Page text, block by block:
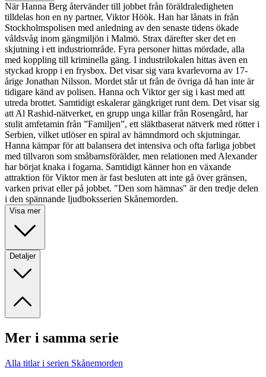
När Hanna Berg återvänder till jobbet från föräldraledigheten
tilldelas hon en ny partner, Viktor Höök. Han har lånats in från
Stockholmspolisen med anledning av den senaste tidens ökade
våldsvåg inom gängmiljön i Malmö. Strax därefter sker det en
skjutning i ett industriområde. Fyra personer hittas mördade, alla
med koppling till kriminella gäng. I industrilokalen hittas även en
styckad kropp i en frysbox. Det visar sig vara kvarlevorna av 17-
årige Jonathan Nilsson. Mordet står ut från de övriga då han inte är
tidigare känd av polisen. Hanna och Viktor ger sig i kast med att
utreda brottet. Samtidigt eskalerar gängkriget runt dem. Det visar sig
att Al Rashid-nätverket, en grupp unga killar från Rosengård, har
stulit amfetamin från ”Familjen”, ett släktbaserat nätverk med rötter i
Serbien, vilket utlöser en spiral av hämndmord och skjutningar.
Hanna kämpar för att balansera det intensiva och ofta farliga jobbet
med tillvaron som småbarnsförälder, men relationen med Alexander
har börjat knaka i fogarna. Samtidigt känner hon en växande
attraktion för Viktor men är fast besluten att inte gå över gränsen,
varken privat eller på jobbet. "Den som hämnas" är den tredje delen
i den spännande ljudboksserien Skånemorden.
Visa mer
Detaljer
Mer i samma serie
Alla titlar i serien Skånemorden